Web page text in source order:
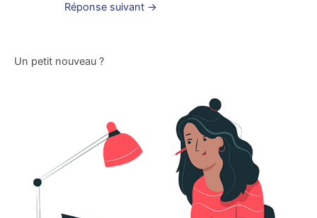
Réponse suivant →
Un petit nouveau ?